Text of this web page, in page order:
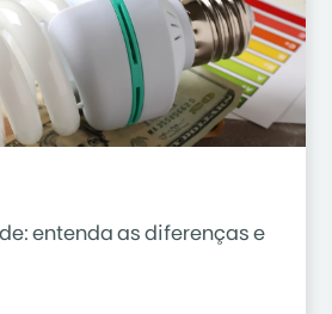
entenda as diferenças e